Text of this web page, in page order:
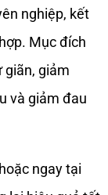
nghiệp, kết
Mục đích
giãn, giảm
và giảm đau
ngay tại